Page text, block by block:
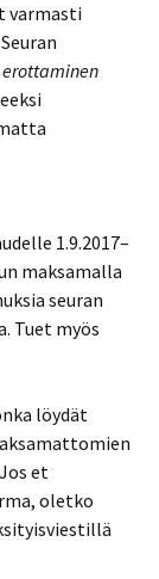
varmasti
erottaminen
1.9.2017–
maksamalla
seuran
Tuet myös
löydät
et
oletko